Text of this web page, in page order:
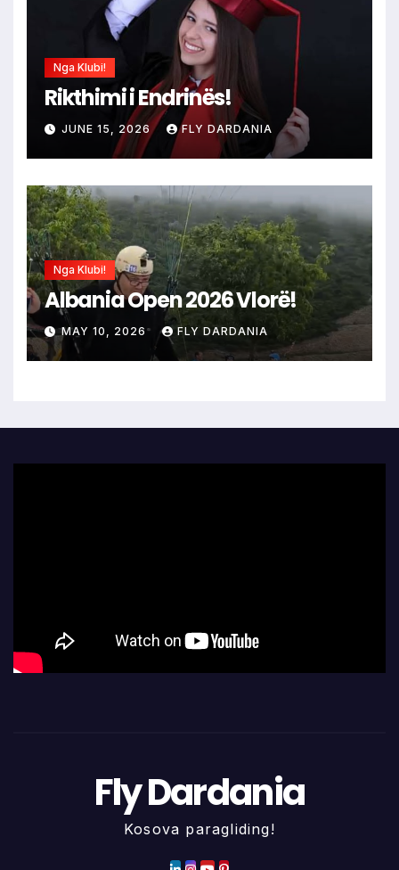
Nga Klubi!
Rikthimi i Endrinës!
JUNE 15, 2026 FLY DARDANIA
Nga Klubi!
Albania Open 2026 Vlorë!
MAY 10, 2026 FLY DARDANIA
Fly Dardania
Kosova paragliding!